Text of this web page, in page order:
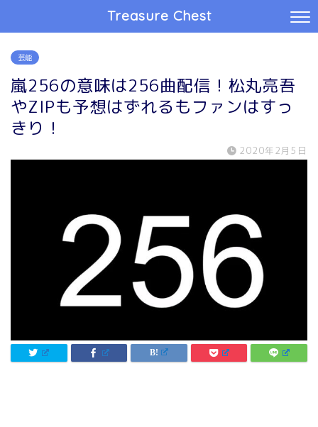
Treasure Chest
芸能
嵐256の意味は256曲配信！松丸亮吾
やZIPも予想はずれるもファンはすっ
きり！
2020年2月5日